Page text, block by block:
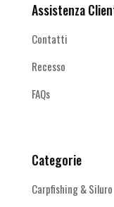
Assistenza
Contatti
Recesso
FAQs
Categorie
Carpfishing & Siluro